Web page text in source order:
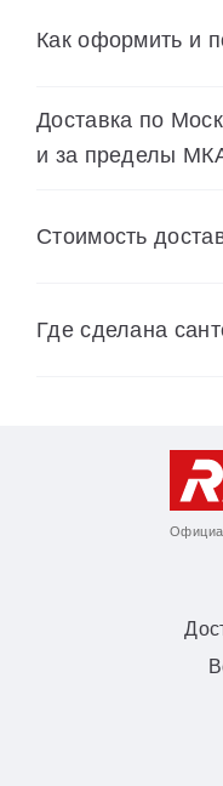
Как оформить и
Доставка по
и за пределы
Cтоимость
Где сделана